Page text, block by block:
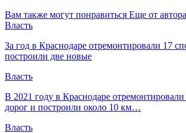
Вам также могут понравиться Еще от автора
Власть
За год в Краснодаре отремонтировали 17
построили две новые
Власть
В 2021 году в Краснодаре
дорог и построили около 10 км…
Власть